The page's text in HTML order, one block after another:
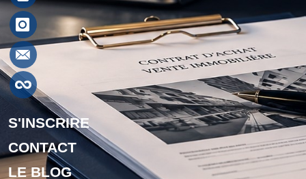
S'INSCRIRE
CONTACT
LE BLOG